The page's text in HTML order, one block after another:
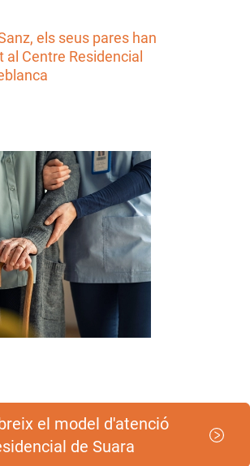
els seus pares han
al Centre Residencial
el model d'atenció
de Suara